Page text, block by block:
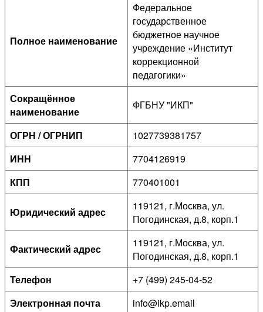
Полное наименование
Федеральное
государственное
бюджетное научное
учреждение «Институт
коррекционной
педагогики»
Сокращённое
наименование
ФГБНУ "ИКП"
ОГРН / ОГРНИП
1027739381757
ИНН
7704126919
КПП
770401001
Юридический адрес
119121, г.Москва, ул.
Погодинская, д.8, корп.1
Фактический адрес
119121, г.Москва, ул.
Погодинская, д.8, корп.1
Телефон
+7 (499) 245-04-52
Электронная почта
info@ikp.email